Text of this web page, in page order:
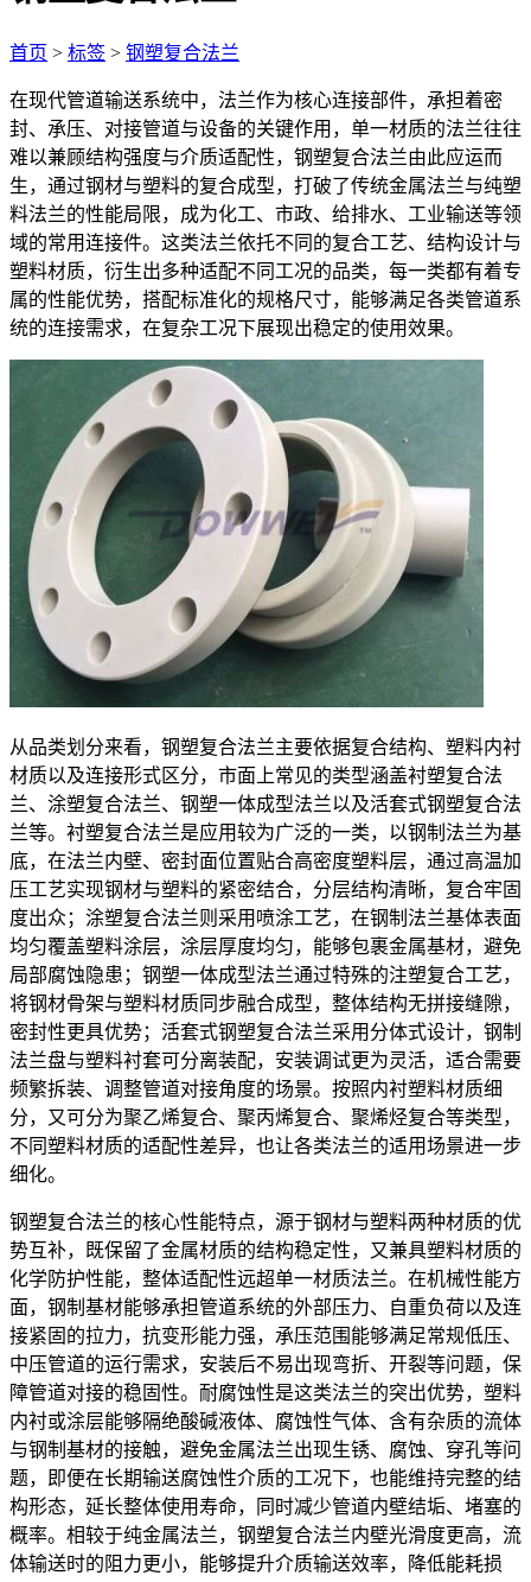
首页 > 标签 > 钢塑复合法兰
在现代管道输送系统中，法兰作为核心连接部件，承担着密
封、承压、对接管道与设备的关键作用，单一材质的法兰往往
难以兼顾结构强度与介质适配性，钢塑复合法兰由此应运而
生，通过钢材与塑料的复合成型，打破了传统金属法兰与纯塑
料法兰的性能局限，成为化工、市政、给排水、工业输送等领
域的常用连接件。这类法兰依托不同的复合工艺、结构设计与
塑料材质，衍生出多种适配不同工况的品类，每一类都有着专
属的性能优势，搭配标准化的规格尺寸，能够满足各类管道系
统的连接需求，在复杂工况下展现出稳定的使用效果。
从品类划分来看，钢塑复合法兰主要依据复合结构、塑料内衬
材质以及连接形式区分，市面上常见的类型涵盖衬塑复合法
兰、涂塑复合法兰、钢塑一体成型法兰以及活套式钢塑复合法
兰等。衬塑复合法兰是应用较为广泛的一类，以钢制法兰为基
底，在法兰内壁、密封面位置贴合高密度塑料层，通过高温加
压工艺实现钢材与塑料的紧密结合，分层结构清晰，复合牢固
度出众；涂塑复合法兰则采用喷涂工艺，在钢制法兰基体表面
均匀覆盖塑料涂层，涂层厚度均匀，能够包裹金属基材，避免
局部腐蚀隐患；钢塑一体成型法兰通过特殊的注塑复合工艺，
将钢材骨架与塑料材质同步融合成型，整体结构无拼接缝隙，
密封性更具优势；活套式钢塑复合法兰采用分体式设计，钢制
法兰盘与塑料衬套可分离装配，安装调试更为灵活，适合需要
频繁拆装、调整管道对接角度的场景。按照内衬塑料材质细
分，又可分为聚乙烯复合、聚丙烯复合、聚烯烃复合等类型，
不同塑料材质的适配性差异，也让各类法兰的适用场景进一步
细化。
钢塑复合法兰的核心性能特点，源于钢材与塑料两种材质的优
势互补，既保留了金属材质的结构稳定性，又兼具塑料材质的
化学防护性能，整体适配性远超单一材质法兰。在机械性能方
面，钢制基材能够承担管道系统的外部压力、自重负荷以及连
接紧固的拉力，抗变形能力强，承压范围能够满足常规低压、
中压管道的运行需求，安装后不易出现弯折、开裂等问题，保
障管道对接的稳固性。耐腐蚀性是这类法兰的突出优势，塑料
内衬或涂层能够隔绝酸碱液体、腐蚀性气体、含有杂质的流体
与钢制基材的接触，避免金属法兰出现生锈、腐蚀、穿孔等问
题，即便在长期输送腐蚀性介质的工况下，也能维持完整的结
构形态，延长整体使用寿命，同时减少管道内壁结垢、堵塞的
概率。相较于纯金属法兰，钢塑复合法兰内壁光滑度更高，流
体输送时的阻力更小，能够提升介质输送效率，降低能耗损